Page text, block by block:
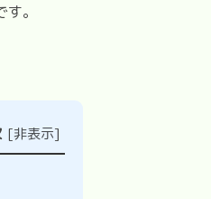
。
[非表示]